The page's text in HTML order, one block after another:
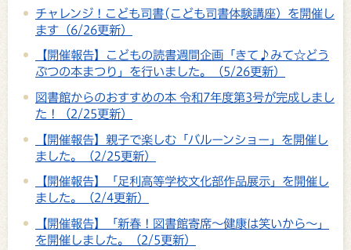
チャレンジ！こども司書(こども司書体験講座）を開催し
ます（6/26更新）
【開催報告】こどもの読書週間企画「きて♪みて☆どう
ぶつの本まつり」を行いました。（5/26更新）
図書館からのおすすめの本 令和7年度第3号が完成しまし
た！（2/25更新）
【開催報告】親子で楽しむ「バルーンショー」を開催し
ました。（2/25更新）
【開催報告】「足利高等学校文化部作品展示」を開催し
ました。（2/4更新）
【開催報告】「新春！図書館寄席〜健康は笑いから〜」
を開催しました。（2/5更新）